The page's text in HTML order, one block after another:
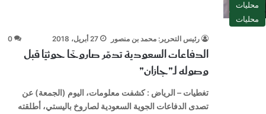
محليات
محليات
رئيس التحرير: محمد بن منصور 27 أبريل، 2018 0
الدفاعات السعودية تدمِّر صاروخًا حوثيًا قبل
وصوله لـ”جازان”
تغطيات – الرياض : كشفت معلومات، اليوم (الجمعة) عن
تصدى الدفاعات الجوية السعودية لصاروخ باليستي، أطلقته